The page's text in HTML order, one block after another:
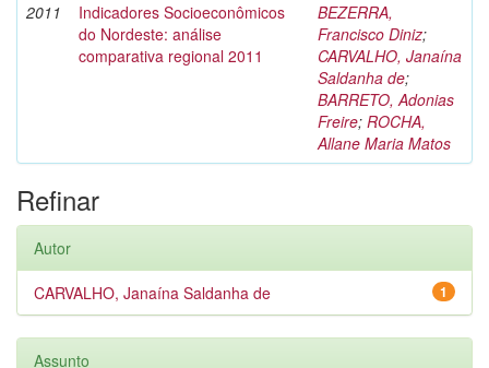
2011
Indicadores Socioeconômicos
do Nordeste: análise
comparativa regional 2011
BEZERRA,
Francisco Diniz;
CARVALHO, Janaína
Saldanha de;
BARRETO, Adonias
Freire; ROCHA,
Allane Maria Matos
Refinar
Autor
1
CARVALHO, Janaína Saldanha de
Assunto